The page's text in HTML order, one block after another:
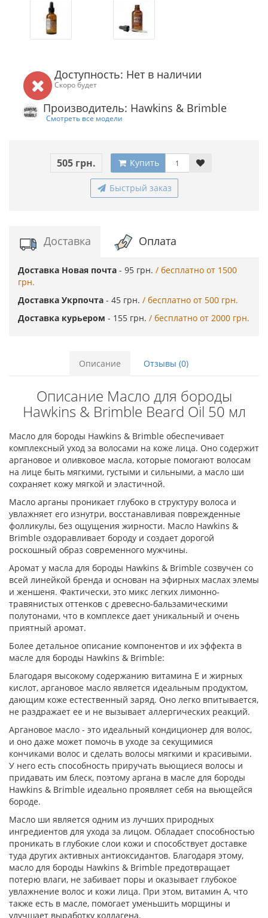
Доступность: Нет в наличии
Скоро будет
Производитель: Hawkins & Brimble
Смотреть все модели
505 грн. Купить
Быстрый заказ
Доставка Оплата
Доставка Новая почта - 95 грн. / бесплатно от 1500
грн.
Доставка Укрпочта - 45 грн. / бесплатно от 500 грн.
Доставка курьером - 155 грн. / бесплатно от 2000 грн.
Описание Отзывы (0)
Описание Масло для бороды
Hawkins & Brimble Beard Oil 50 мл
Масло для бороды Hawkins & Brimble обеспечивает
комплексный уход за волосами на коже лица. Оно содержит
аргановое и оливковое масла, которые помогают волосам
на лице быть мягкими, густыми и сильными, а масло ши
сохраняет кожу мягкой и эластичной.
Масло арганы проникает глубоко в структуру волоса и
увлажняет его изнутри, восстанавливая поврежденные
фолликулы, без ощущения жирности. Масло Hawkins &
Brimble оздоравливает бороду и создает дорогой
роскошный образ современного мужчины.
Аромат у масла для бороды Hawkins & Brimble созвучен со
всей линейкой бренда и основан на эфирных маслах элемы
и женшеня. Фактически, это микс легких лимонно-
травянистых оттенков с древесно-бальзамическими
полутонами, что в комплексе дает уникальный и очень
приятный аромат.
Более детальное описание компонентов и их эффекта в
масле для бороды Hawkins & Brimble:
Благодаря высокому содержанию витамина Е и жирных
кислот, аргановое масло является идеальным продуктом,
дающим коже естественный заряд. Оно легко впитывается,
не раздражает ее и не вызывает аллергических реакций.
Аргановое масло - это идеальный кондиционер для волос,
и оно даже может помочь в уходе за секущимися
кончиками волос и сделать волосы мягкими и красивыми.
У него есть способность приручать вьющиеся волосы и
придавать им блеск, поэтому аргана в масле для бороды
Hawkins & Brimble идеально проявляет себя на вьющейся
бороде.
Масло ши является одним из лучших природных
ингредиентов для ухода за лицом. Обладает способностью
проникать в глубокие слои кожи и способствует доставке
туда других активных антиоксидантов. Благодаря этому,
масло для бороды Hawkins & Brimble предотвращает
потерю влаги, не забивает поры и оказывает глубокое
увлажнение волос и кожи лица. При этом, витамин А, что
также есть в масле, помогает уменьшить морщины и
улучшает выработку коллагена.